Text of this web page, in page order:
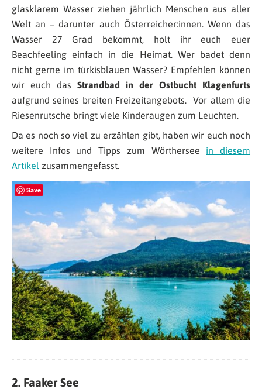
glasklarem Wasser ziehen jährlich Menschen aus aller
Welt an – darunter auch Österreicher:innen. Wenn das
Wasser 27 Grad bekommt, holt ihr euch euer
Beachfeeling einfach in die Heimat. Wer badet denn
nicht gerne im türkisblauen Wasser? Empfehlen können
wir euch das Strandbad in der Ostbucht Klagenfurts
aufgrund seines breiten Freizeitangebots. Vor allem die
Riesenrutsche bringt viele Kinderaugen zum Leuchten.
Da es noch so viel zu erzählen gibt, haben wir euch noch
weitere Infos und Tipps zum Wörthersee in diesem
Artikel zusammengefasst.
Save
2. Faaker See